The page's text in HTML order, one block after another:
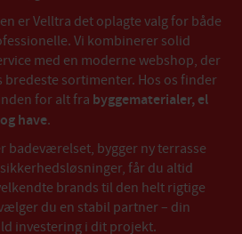
er Velltra det oplagte valg for både
Vi kombinerer solid
med en moderne webshop, der
sortimenter. Hos os finder
for alt fra byggematerialer, el
have.
badeværelset, bygger ny terrasse
får du altid
brands til den helt rigtige
du en stabil partner – din
investering i dit projekt.